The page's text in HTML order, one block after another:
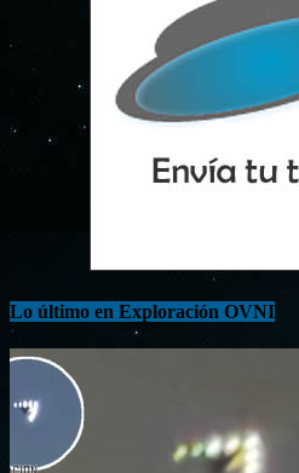
Lo último en Exploración OVNI